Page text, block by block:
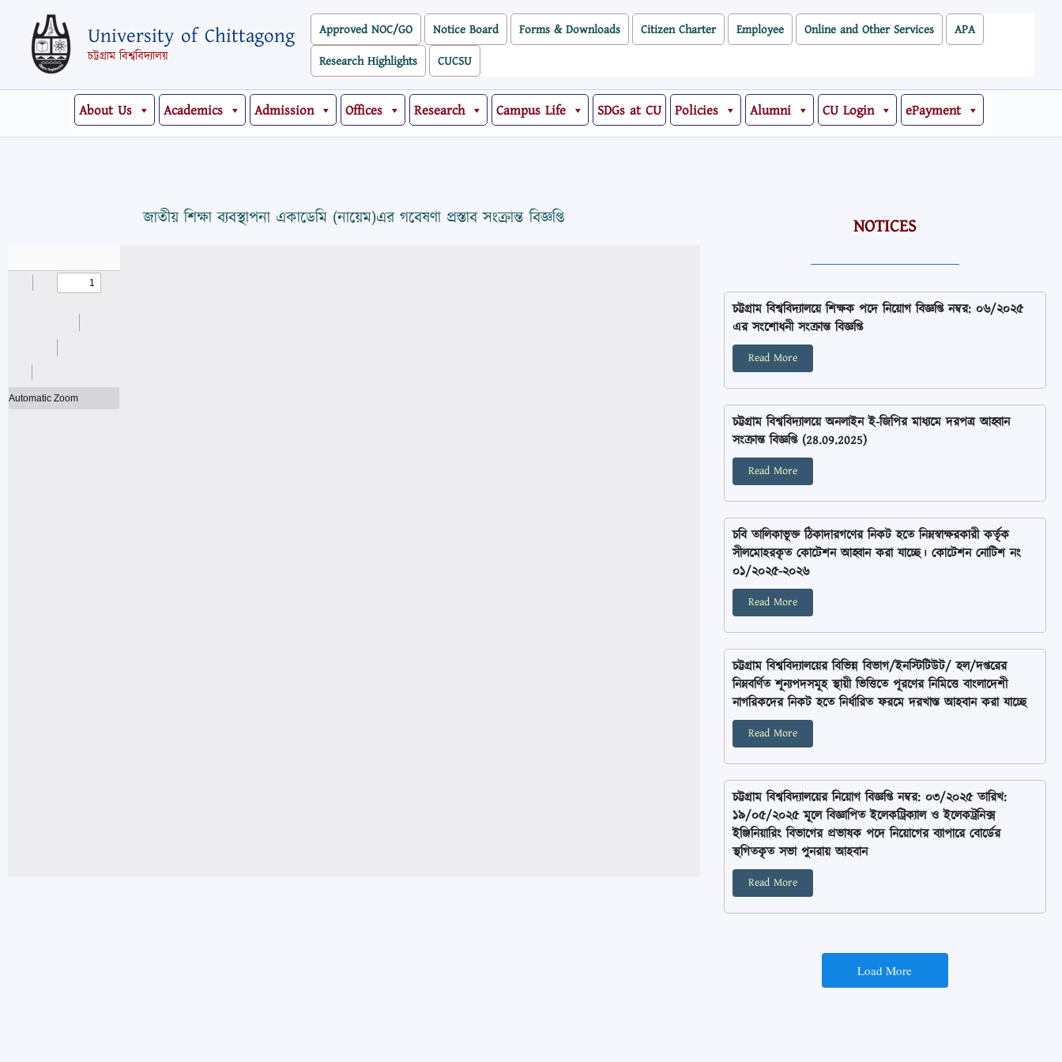
content
University of Chittagong
চট্টগ্রাম বিশ্ববিদ্যালয়
Approved NOC/GO Notice Board Forms & Downloads Citizen Charter Employee Online and Other Services
APA
Research Highlights
CUCSU
About Us Academics Admission Offices Research Campus Life SDGs at CU Policies Alumni CU Login ePayment
জাতীয় শিক্ষা ব্যবস্থাপনা একাডেমি (নায়েম)এর গবেষণা প্রস্তাব সংক্রান্ত বিজ্ঞপ্তি NOTICES
চট্টগ্রাম বিশ্ববিদ্যালয়ে শিক্ষক পদে নিয়োগ বিজ্ঞপ্তি নম্বর: ০৬/২০২৫
এর সংশোধনী সংক্রান্ত বিজ্ঞপ্তি
Read More
চট্টগ্রাম বিশ্ববিদ্যালয়ে অনলাইন ই-জিপির মাধ্যমে দরপত্র আহ্বান
সংক্রান্ত বিজ্ঞপ্তি (28.09.2025)
Read More
চবি তালিকাভূক্ত ঠিকাদারগণের নিকট হতে নিম্নস্বাক্ষরকারী কর্তৃক
সীলমোহরকৃত কোটেশন আহ্বান করা যাচ্ছে। কোটেশন নোটিশ নং
০১/২০২৫-২০২৬
Read More
চট্টগ্রাম বিশ্ববিদ্যালয়ের বিভিন্ন বিভাগ/ইনস্টিটিউট/ হল/দপ্তরের
নিম্নবর্ণিত শূন্যপদসমূহ স্থায়ী ভিত্তিতে পূরণের নিমিত্তে বাংলাদেশী
নাগরিকদের নিকট হতে নির্ধারিত ফরমে দরখাস্ত আহবান করা যাচ্ছে
Read More
চট্টগ্রাম বিশ্ববিদ্যালয়ের নিয়োগ বিজ্ঞপ্তি নম্বর: ০৩/২০২৫ তারিখ:
১৯/০৫/২০২৫ মূলে বিজ্ঞাপিত ইলেকট্রিক্যাল ও ইলেকট্রনিক্স
ইঞ্জিনিয়ারিং বিভাগের প্রভাষক পদে নিয়োগের ব্যাপারে বোর্ডের
স্থগিতকৃত সভা পুনরায় আহবান
Read More
Load More